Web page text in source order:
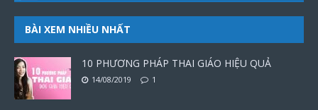
BÀI XEM NHIỀU NHẤT
10 PHƯƠNG PHÁP THAI GIÁO HIỆU QUẢ
14/08/2019 1